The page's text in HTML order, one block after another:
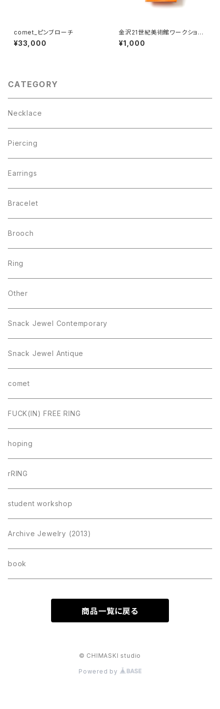
comet_ピンブローチ
¥33,000
金沢21世紀美術館ワークショッ
プ・アーカイブブック 2017-201
8
¥1,000
CATEGORY
Necklace
Piercing
Earrings
Bracelet
Brooch
Ring
Other
Snack Jewel Contemporary
Snack Jewel Antique
comet
FUCK(IN) FREE RING
hoping
rRING
student workshop
Archive Jewelry (2013)
book
商品一覧に戻る
© CHIMASKI studio
Powered by